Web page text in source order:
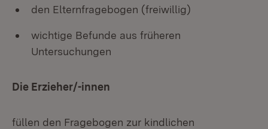
den Elternfragebogen (freiwillig)
wichtige Befunde aus früheren
Untersuchungen
Die Erzieher/-innen
füllen den Fragebogen zur kindlichen